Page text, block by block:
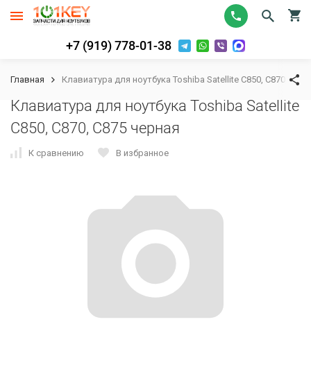
+7 (919) 778-01-38
Главная Клавиатура для ноутбука Toshiba Satellite C850, C870,
Клавиатура для ноутбука Toshiba Satellite
C850, C870, C875 черная
К сравнению В избранное